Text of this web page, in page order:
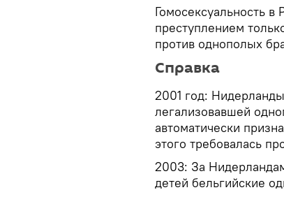
Гомосексуальность
преступлением
против однополых
Справка
2001 год:
легализовавшей
автоматически
этого требовалась
2003: За
детей бельгийские